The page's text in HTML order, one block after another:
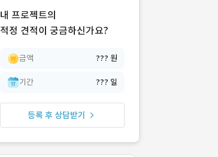
내 프로젝트의
적정 견적이 궁금하신가요?
금액 ??? 원
기간 ??? 일
등록 후 상담받기